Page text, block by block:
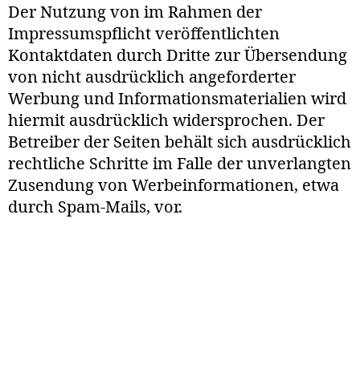
Der Nutzung von im Rahmen der
Impressumspflicht veröffentlichten
Kontaktdaten durch Dritte zur Übersendung
von nicht ausdrücklich angeforderter
Werbung und Informationsmaterialien wird
hiermit ausdrücklich widersprochen. Der
Betreiber der Seiten behält sich ausdrücklich
rechtliche Schritte im Falle der unverlangten
Zusendung von Werbeinformationen, etwa
durch Spam-Mails, vor.